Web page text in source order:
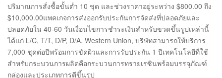
ปริมาณการสั่งซื้อขั้นต่ำ 10 ชุด และช่วงราคาอยู่ระหว่าง $800.00 ถึง
$10,000.00แพคเกจการส่งออกรับประกันการจัดส่งที่ปลอดภัยและ
ปลอดภัยใน 40-60 วันเงื่อนไขการชำระเงินสำหรับขวดขึ้นรูปเหล่านี้
ได้แก่ L/C, T/T, D/P, D/A, Western Union, บริษัทสามารถให้บริการ
7,000 ชุดต่อปีพร้อมการขัดผิวและการรับประกัน 1 ปีเทคโนโลยีที่ใช้
สำหรับกระบวนการผลิตคือกระบวนการทรายเรซินพร้อมบรรจุภัณฑ์
กล่องและประเภทการตีขึ้นรูป